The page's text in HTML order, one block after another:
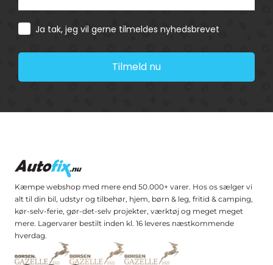
Consent
Ja tak, jeg vil gerne tilmeldes nyhedsbrevet
Tilmeld nu
Kæmpe webshop med mere end 50.000+ varer. Hos os sælger vi
alt til din bil, udstyr og tilbehør, hjem, børn & leg, fritid & camping,
kør-selv-ferie, gør-det-selv projekter, værktøj og meget meget
mere. Lagervarer bestilt inden kl. 16 leveres næstkommende
hverdag.